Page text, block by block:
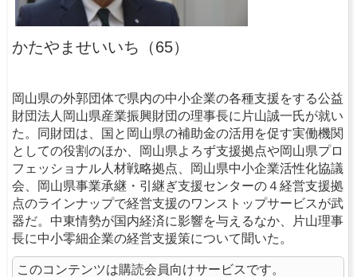
かたやませいいち（65）
岡山県の外郭団体で県内の中小企業の各種支援をする公益
財団法人岡山県産業振興財団の理事長に片山誠一氏が就い
た。同財団は、国と岡山県の補助金の活用を促す実働機関
としての役割のほか、岡山県よろず支援拠点や岡山県プロ
フェッショナル人材戦略拠点、岡山県中小企業活性化協議
会、岡山県事業承継・引継ぎ支援センターの４経営支援拠
点のラインナップで経営支援のワンストップサービスが武
器だ。中東情勢が国内経済に影響を与えるなか、片山理事
長に中小零細企業の経営支援策について聞いた。
このコンテンツは購読会員向けサービスです。